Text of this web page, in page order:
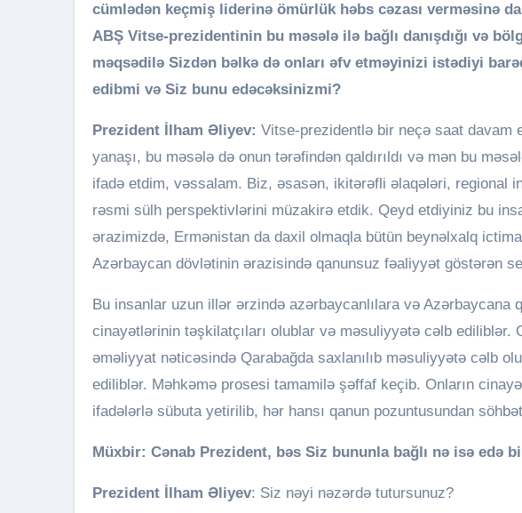
cümlədən keçmiş liderinə ömürlük həbs cəzası verməsinə
ABŞ Vitse-prezidentinin bu məsələ ilə bağlı danışdığı və
məqsədilə Sizdən bəlkə də onları əfv etməyinizi istədiyi
edibmi və Siz bunu edəcəksinizmi?
Prezident İlham Əliyev: Vitse-prezidentlə bir neçə saat davam
yanaşı, bu məsələ də onun tərəfindən qaldırıldı və mən bu
ifadə etdim, vəssalam. Biz, əsasən, ikitərəfli əlaqələri, regional
rəsmi sülh perspektivlərini müzakirə etdik. Qeyd etdiyiniz bu
ərazimizdə, Ermənistan da daxil olmaqla bütün beynəlxalq
Azərbaycan dövlətinin ərazisində qanunsuz fəaliyyət göstərən
Bu insanlar uzun illər ərzində azərbaycanlılara və Azərbaycana
cinayətlərinin təşkilatçıları olublar və məsuliyyətə cəlb
əməliyyat nəticəsində Qarabağda saxlanılıb məsuliyyətə cəlb
ediliblər. Məhkəmə prosesi tamamilə şəffaf keçib. Onların
ifadələrlə sübuta yetirilib, hər hansı qanun pozuntusundan
Müxbir: Cənab Prezident, bəs Siz bununla bağlı nə isə edə
Prezident İlham Əliyev: Siz nəyi nəzərdə tutursunuz?